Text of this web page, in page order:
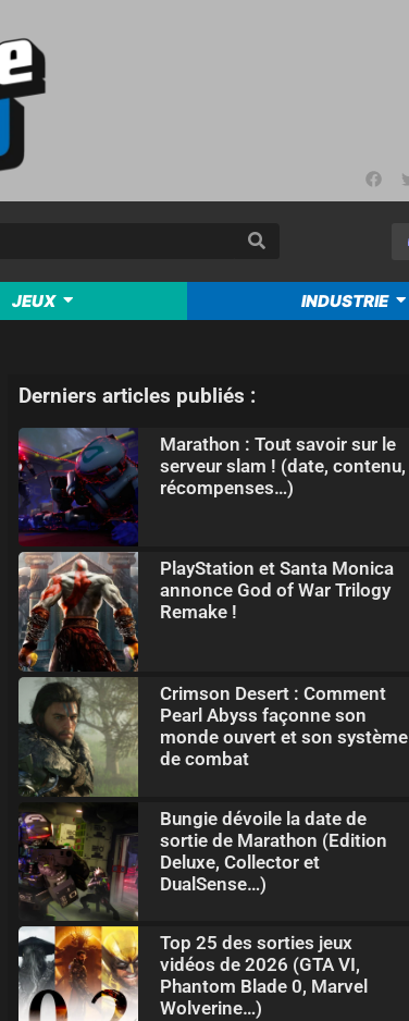
JEUX INDUSTRIE
Derniers articles publiés :
Marathon : Tout savoir sur le
serveur slam ! (date, contenu,
récompenses…)
PlayStation et Santa Monica
annonce God of War Trilogy
Remake !
Crimson Desert : Comment
Pearl Abyss façonne son
monde ouvert et son système
de combat
Bungie dévoile la date de
sortie de Marathon (Edition
Deluxe, Collector et
DualSense…)
Top 25 des sorties jeux
vidéos de 2026 (GTA VI,
Phantom Blade 0, Marvel
Wolverine…)